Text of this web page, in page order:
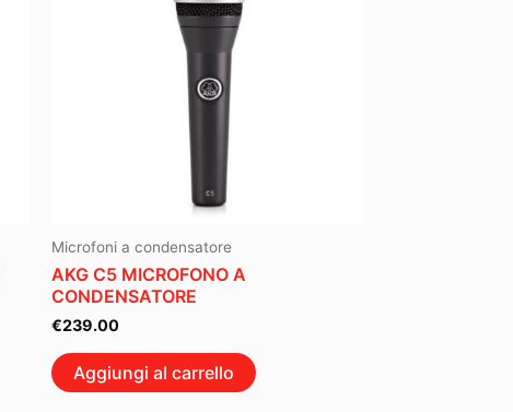
Microfoni a condensatore
AKG C5 MICROFONO A
CONDENSATORE
€239.00
Aggiungi al carrello